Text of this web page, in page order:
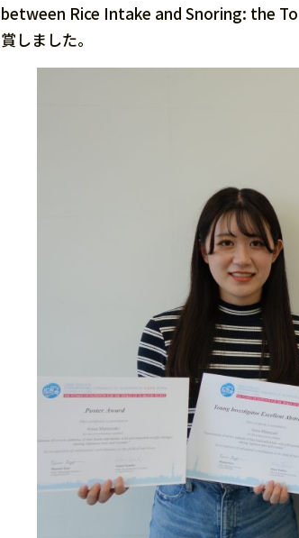
between Rice Intake and Snoring: the
賞しました。